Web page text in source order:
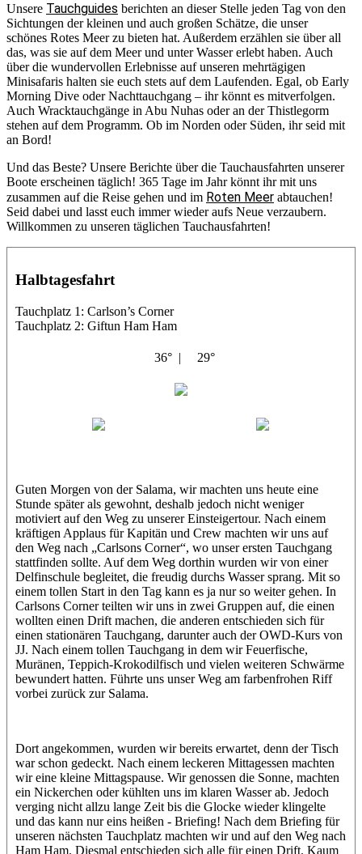
Unsere Tauchguides berichten an dieser Stelle jeden Tag von den
Sichtungen der kleinen und auch großen Schätze, die unser
schönes Rotes Meer zu bieten hat. Außerdem erzählen sie über all
das, was sie auf dem Meer und unter Wasser erlebt haben. Auch
über die wundervollen Erlebnisse auf unseren mehrtägigen
Minisafaris halten sie euch stets auf dem Laufenden. Egal, ob Early
Morning Dive oder Nachttauchgang – ihr könnt es mitverfolgen.
Auch Wracktauchgänge in Abu Nuhas oder an der Thistlegorm
stehen auf dem Programm. Ob im Norden oder Süden, ihr seid mit
an Bord!
Und das Beste? Unsere Berichte über die Tauchausfahrten unserer
Boote erscheinen täglich! 365 Tage im Jahr könnt ihr mit uns
zusammen auf die Reise gehen und im Roten Meer abtauchen!
Seid dabei und lasst euch immer wieder aufs Neue verzaubern.
Willkommen zu unseren täglichen Tauchausfahrten!
Halbtagesfahrt
Tauchplatz 1: Carlson’s Corner
Tauchplatz 2: Giftun Ham Ham
36° | 29°
Guten Morgen von der Salama, wir machten uns heute eine
Stunde später als gewohnt, deshalb jedoch nicht weniger
motiviert auf den Weg zu unserer Einsteigertour. Nach einem
kräftigen Applaus für Kapitän und Crew machten wir uns auf
den Weg nach „Carlsons Corner“, wo unser ersten Tauchgang
stattfinden sollte. Auf dem Weg dorthin wurden wir von einer
Delfinschule begleitet, die freudig durchs Wasser sprang. Mit so
einem tollen Start in den Tag kann es ja nur so weiter gehen. In
Carlsons Corner teilten wir uns in zwei Gruppen auf, die einen
wollten einen Drift machen, die anderen entschieden sich für
einen stationären Tauchgang, darunter auch der OWD-Kurs von
JJ. Nach einem tollen Tauchgang in dem wir Feuerfische,
Muränen, Teppich-Krokodilfisch und vielen weiteren Schwärme
bewundert hatten. Führte uns unser Weg am farbenfrohen Riff
vorbei zurück zur Salama.
Dort angekommen, wurden wir bereits erwartet, denn der Tisch
war schon gedeckt. Nach einem leckeren Mittagessen machten
wir eine kleine Mittagspause. Wir genossen die Sonne, machten
ein Nickerchen oder kühlten uns im klaren Wasser ab. Jedoch
verging nicht allzu lange Zeit bis die Glocke wieder klingelte
und das kann nur eins heißen - Briefing! Nach dem Briefing für
unseren nächsten Tauchplatz machten wir und auf den Weg nach
Ham Ham. Diesmal entschieden sich alle für einen Drift. Kaum